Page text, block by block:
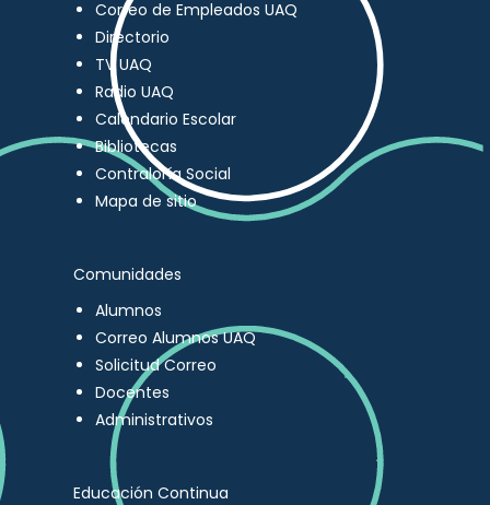
Correo de Empleados UAQ
Directorio
TV UAQ
Radio UAQ
Calendario Escolar
Bibliotecas
Contraloría Social
Mapa de sitio
Comunidades
Alumnos
Correo Alumnos UAQ
Solicitud Correo
Docentes
Administrativos
Educación Continua